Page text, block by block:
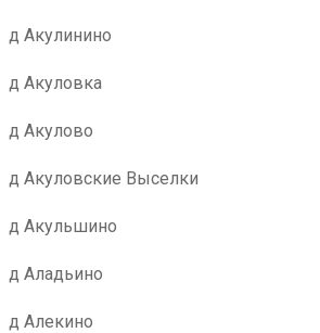
д Акулинино
д Акуловка
д Акулово
д Акуловские Выселки
д Акульшино
д Аладьино
д Алекино